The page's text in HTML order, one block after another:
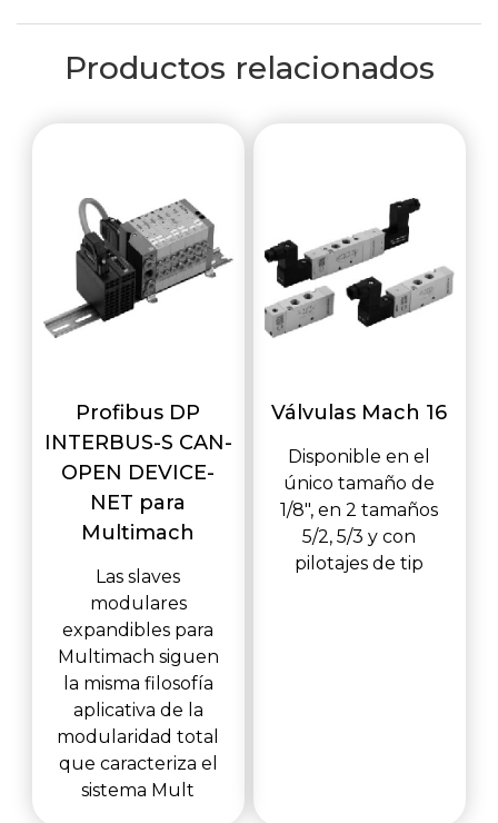
Productos relacionados
Profibus DP
INTERBUS-S CAN-
OPEN DEVICE-
NET para
Multimach
Las slaves
modulares
expandibles para
Multimach siguen
la misma filosofía
aplicativa de la
modularidad total
que caracteriza el
sistema Mult
Válvulas Mach 16
Disponible en el
único tamaño de
1/8", en 2 tamaños
5/2, 5/3 y con
pilotajes de tip